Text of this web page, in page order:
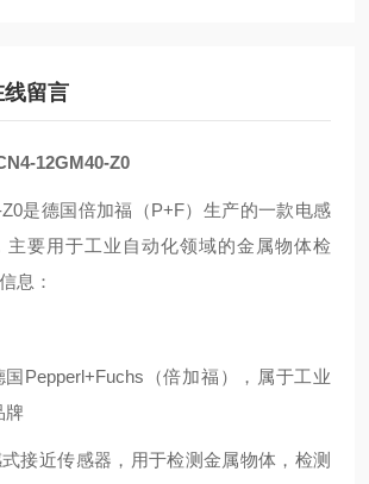
线留言
12GM40-Z0
是德国倍加福（P+F）生产的一款电感
主要用于工业自动化领域的金属物体检
息：
Pepperl+Fuchs（倍加福），属于工业
牌
接近传感器，用于检测金属物体，检测